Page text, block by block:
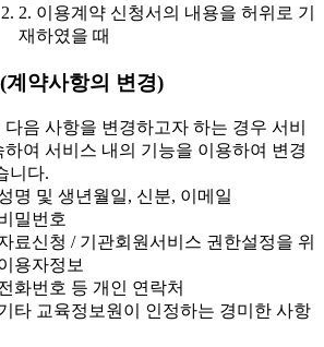
2. 이용계약 신청서의 내용을 허위로 기
재하였을 때
계약사항의 변경)
다음 사항을 변경하고자 하는 경우 서비
하여 서비스 내의 기능을 이용하여 변경
니다.
명 및 생년월일, 신분, 이메일
밀번호
료신청 / 기관회원서비스 권한설정을 위
용자정보
화번호 등 개인 연락처
타 교육정보원이 인정하는 경미한 사항